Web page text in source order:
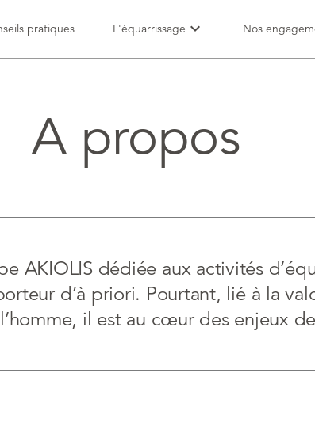
pratiques L'équarrissage expand_more
concernés assignment_turned_in
Réglementation
Nos
A propos
AKIOLIS dédiée aux activités
d’à priori. Pourtant, lié à la
il est au cœur des enjeux